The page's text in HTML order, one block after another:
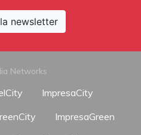
newsletter
Networks
ImpresaCity
ImpresaGreen